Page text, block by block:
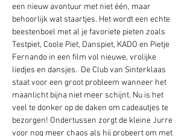
een nieuw avontuur met niet één, maar
behoorlijk wat staartjes. Het wordt een echte
beestenboel met al je favoriete pieten zoals
Testpiet, Coole Piet, Danspiet, KADO en Pietje
Fernando in een film vol nieuwe, vrolijke
liedjes en dansjes.  De Club van Sinterklaas
staat voor een groot probleem wanneer het
maanlicht bijna niet meer schijnt. Nu is het
veel te donker op de daken om cadeautjes te
bezorgen! Ondertussen zorgt de kleine Jurre
voor nog meer chaos als hij probeert om met